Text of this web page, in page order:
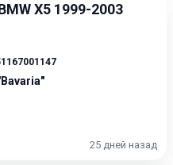
X5 1999-2003
25 дней назад